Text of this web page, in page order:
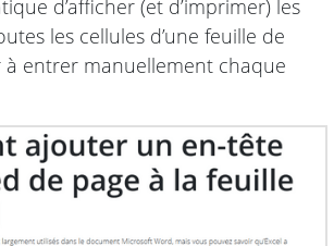
d’afficher (et d’imprimer) les
les cellules d’une feuille de
à entrer manuellement chaque